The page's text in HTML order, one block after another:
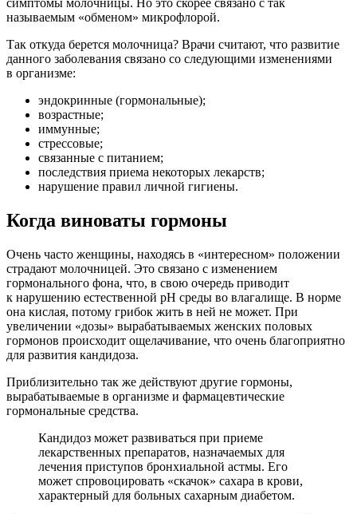
называемым «обменом» микрофлорой.
Так откуда берется молочница? Врачи считают, что развитие
данного заболевания связано со следующими изменениями
в организме:
эндокринные (гормональные);
возрастные;
иммунные;
стрессовые;
связанные с питанием;
последствия приема некоторых лекарств;
нарушение правил личной гигиены.
Когда виноваты гормоны
Очень часто женщины, находясь в «интересном» положении
страдают молочницей. Это связано с изменением
гормонального фона, что, в свою очередь приводит
к нарушению естественной рН среды во влагалище. В норме
она кислая, потому грибок жить в ней не может. При
увеличении «дозы» вырабатываемых женских половых
гормонов происходит ощелачивание, что очень благоприятно
для развития кандидоза.
Приблизительно так же действуют другие гормоны,
вырабатываемые в организме и фармацевтические
гормональные средства.
Кандидоз может развиваться при приеме
лекарственных препаратов, назначаемых для
лечения приступов бронхиальной астмы. Его
может спровоцировать «скачок» сахара в крови,
характерный для больных сахарным диабетом.